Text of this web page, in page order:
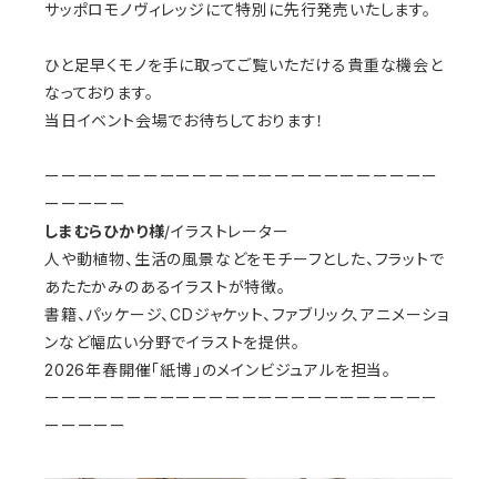
サッポロモノヴィレッジにて特別に先行発売いたします。
ひと足早くモノを手に取ってご覧いただける貴重な機会と
なっております。
当日イベント会場でお待ちしております！
ーーーーーーーーーーーーーーーーーーーーーーーー
ーーーーー
しまむらひかり様/イラストレーター
人や動植物、生活の風景などをモチーフとした、フラットで
あたたかみのあるイラストが特徴。
書籍、パッケージ、CDジャケット、ファブリック、アニメーショ
ンなど幅広い分野でイラストを提供。
2026年春開催「紙博」のメインビジュアルを担当。
ーーーーーーーーーーーーーーーーーーーーーーーー
ーーーーー